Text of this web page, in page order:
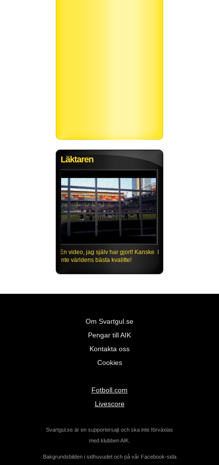
Läktaren
En video, jag själv har gjort! Kanske
inte världens bästa kvalitte!
Om Svartgul.se
Pengar till AIK
Kontakta oss
Cookies
Fotboll.com
Livescore
Svartgul.se är en supportersajt och ska inte förväxlas
med klubben AIK.
Bakgrundsbilden i sidhuvudet och på vår Facebook-sida